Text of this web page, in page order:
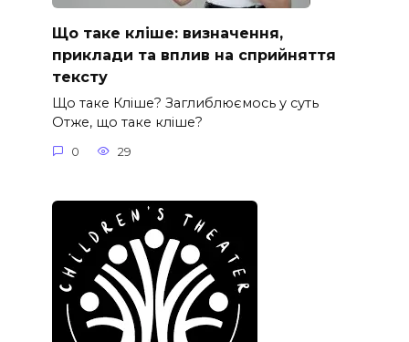
Що таке кліше: визначення,
приклади та вплив на сприйняття
тексту
Що таке Кліше? Заглиблюємось у суть
Отже, що таке кліше?
0 29